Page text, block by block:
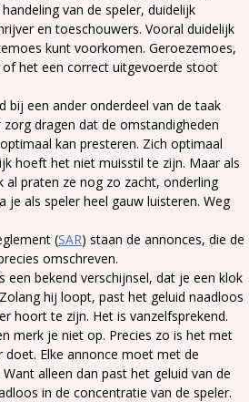
van de speler, duidelijk
en toeschouwers. Vooral duidelijk
kunt voorkomen. Geroezemoes,
het een correct uitgevoerde stoot
bij een ander onderdeel van de taak
dragen dat de omstandigheden
kan presteren. Zich optimaal
hoeft het niet muisstil te zijn. Maar als
al praten ze nog zo zacht, onderling
je als speler heel gauw luisteren. Weg
(SAR) staan de annonces, die de
omschreven.
een bekend verschijnsel, dat je een klok
Zolang hij loopt, past het geluid naadloos
hoort te zijn. Het is vanzelfsprekend.
merk je niet op. Precies zo is het met
doet. Elke annonce moet met de
alleen dan past het geluid van de
in de concentratie van de speler.